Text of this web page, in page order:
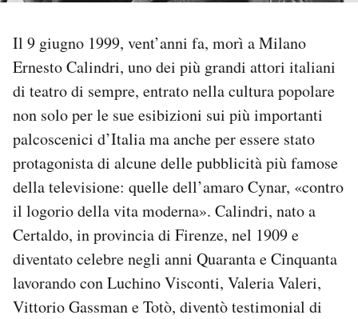
SHOP
CALENDARIO
AREA PERSONALE
Area Personale
Newsletter
Regala il Post
Hai bisogno di aiuto?
Esci
Il 9 giugno 1999, vent’anni fa, morì a Milano
Ernesto Calindri, uno dei più grandi attori italiani
di teatro di sempre, entrato nella cultura popolare
non solo per le sue esibizioni sui più importanti
palcoscenici d’Italia ma anche per essere stato
protagonista di alcune delle pubblicità più famose
della televisione: quelle dell’amaro Cynar, «contro
il logorio della vita moderna». Calindri, nato a
Certaldo, in provincia di Firenze, nel 1909 e
diventato celebre negli anni Quaranta e Cinquanta
lavorando con Luchino Visconti, Valeria Valeri,
Vittorio Gassman e Totò, diventò testimonial di